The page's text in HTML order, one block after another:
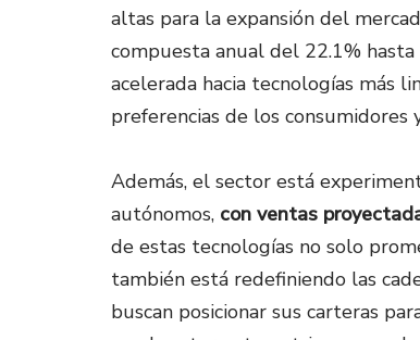
altas para la expansión del
compuesta anual del 22.1%
acelerada hacia tecnologías más
preferencias de los
Además, el sector está
autónomos, con ventas
de estas tecnologías no solo
también está redefiniendo las
buscan posicionar sus carteras